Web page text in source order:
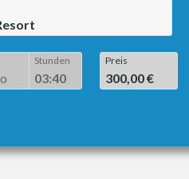
Stunden
03:40
Preis
300,00 €